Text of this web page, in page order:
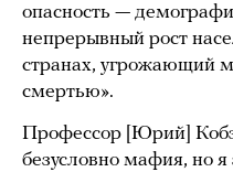
опасность —
непрерывный рост
странах, угрожающий
смертью».
Профессор [Юрий]
безусловно мафия, но я